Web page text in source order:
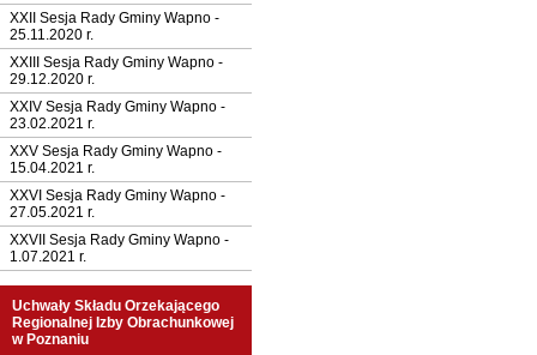
XXII Sesja Rady Gminy Wapno -
25.11.2020 r.
XXIII Sesja Rady Gminy Wapno -
29.12.2020 r.
XXIV Sesja Rady Gminy Wapno -
23.02.2021 r.
XXV Sesja Rady Gminy Wapno -
15.04.2021 r.
XXVI Sesja Rady Gminy Wapno -
27.05.2021 r.
XXVII Sesja Rady Gminy Wapno -
1.07.2021 r.
Uchwały Składu Orzekającego
Regionalnej Izby Obrachunkowej
w Poznaniu